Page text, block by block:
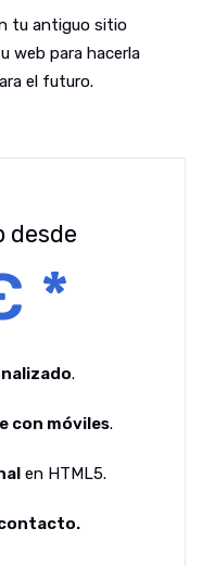
tu antiguo sitio
web para hacerla
el futuro.
desde
*
.
con móviles.
en HTML5.